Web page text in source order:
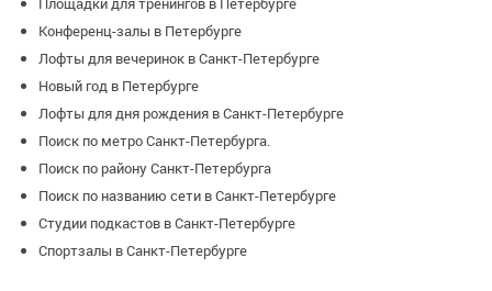
Конференц-залы в Петербурге
Лофты для вечеринок в Санкт-Петербурге
Новый год в Петербурге
Лофты для дня рождения в Санкт-Петербурге
Поиск по метро Санкт-Петербурга.
Поиск по району Санкт-Петербурга
Поиск по названию сети в Санкт-Петербурге
Студии подкастов в Санкт-Петербурге
Спортзалы в Санкт-Петербурге